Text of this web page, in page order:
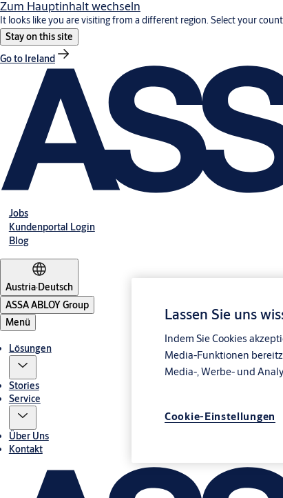
Zum Hauptinhalt wechseln
It looks like you are visiting from a different region. Select your
Stay on this site
Go to Ireland
Jobs
Kundenportal Login
Blog
Austria·Deutsch
ASSA ABLOY Group
Menü
Lösungen
Stories
Service
Über Uns
Kontakt
Lassen Sie uns
Indem Sie Cookies
Media-Funktionen
Media-, Werbe- und
Cookie-Einstellungen